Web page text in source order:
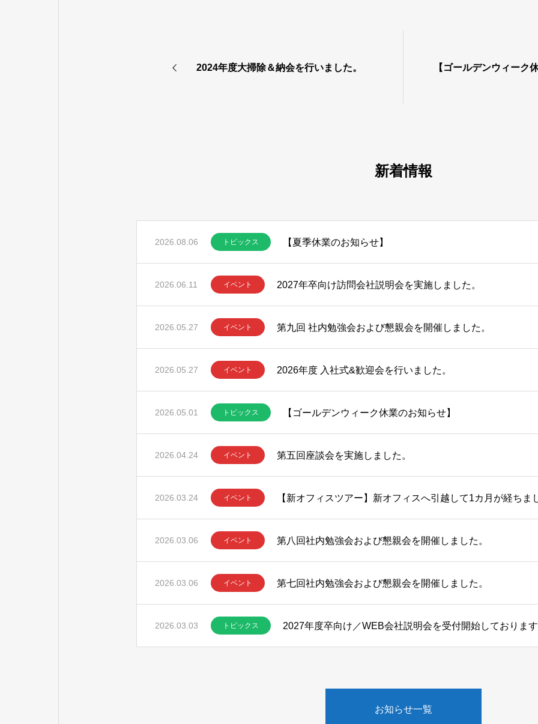
2024年度大掃除＆納会を行いました。 【ゴールデンウィーク
新着情報
2026.08.06 トピックス 【夏季休業のお知らせ】
2026.06.11 イベント 2027年卒向け訪問会社説明会を実施しました。
2026.05.27 イベント 第九回 社内勉強会および懇親会を開催しました。
2026.05.27 イベント 2026年度 入社式&歓迎会を行いました。
2026.05.01 トピックス 【ゴールデンウィーク休業のお知らせ】
2026.04.24 イベント 第五回座談会を実施しました。
2026.03.24 イベント 【新オフィスツアー】新オフィスへ引越して1カ月が経ちま
2026.03.06 イベント 第八回社内勉強会および懇親会を開催しました。
2026.03.06 イベント 第七回社内勉強会および懇親会を開催しました。
2026.03.03 トピックス 2027年度卒向け／WEB会社説明会を受付開始しております
お知らせ一覧